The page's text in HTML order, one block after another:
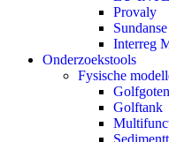
Provaly
Sundanse
Interreg
Onderzoekstools
Fysische
Golfgoten
Golftank